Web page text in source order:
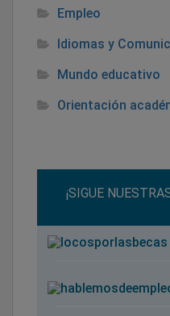
Empleo
Idiomas y
Mundo educativo
Orientación
¡SIGUE